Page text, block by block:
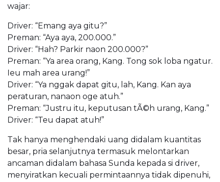
wajar:
Driver: “Emang aya gitu?”
Preman: “Aya aya, 200.000.”
Driver: “Hah? Parkir naon 200.000?”
Preman: “Ya area orang, Kang. Tong sok loba ngatur.
Ieu mah area urang!”
Driver: “Ya nggak dapat gitu, lah, Kang. Kan aya
peraturan, nanaon oge atuh.”
Preman: “Justru itu, keputusan tÃ©h urang, Kang.”
Driver: “Teu dapat atuh!”
Tak hanya menghendaki uang didalam kuantitas
besar, pria selanjutnya termasuk melontarkan
ancaman didalam bahasa Sunda kepada si driver,
menyiratkan kecuali permintaannya tidak dipenuhi,